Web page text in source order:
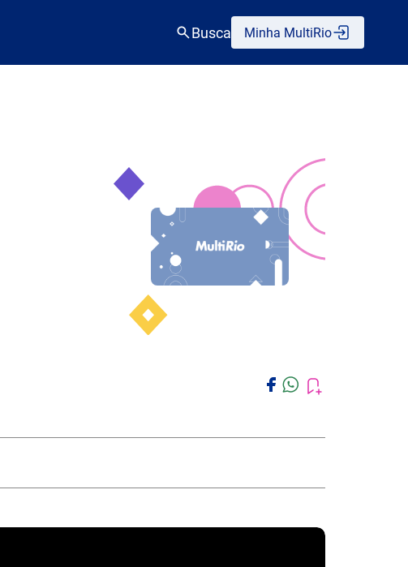
Busca Minha MultiRio